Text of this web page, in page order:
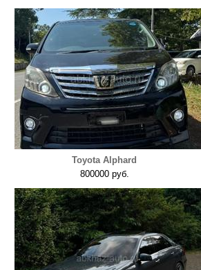
Toyota Alphard
800000 руб.